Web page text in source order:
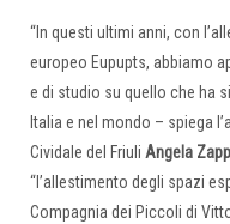
“In questi ultimi anni, con
europeo Eupupts, abbiamo
e di studio su quello che ha
Italia e nel mondo – spiega
Cividale del Friuli Angela
“l’allestimento degli spazi
Compagnia dei Piccoli di